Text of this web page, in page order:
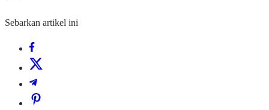
Sebarkan artikel ini